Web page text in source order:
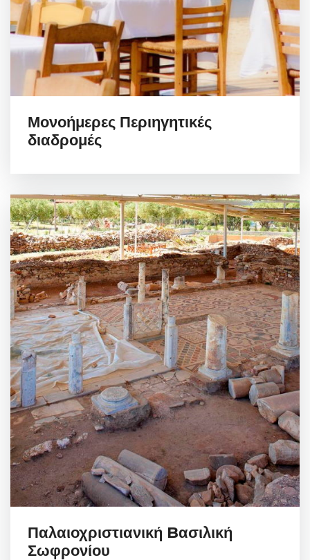
Μονοήμερες Περιηγητικές
διαδρομές
Παλαιοχριστιανική Bασιλική
Σωφρονίου